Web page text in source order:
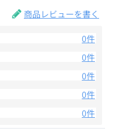
商品レビューを書く
0件
0件
0件
0件
0件